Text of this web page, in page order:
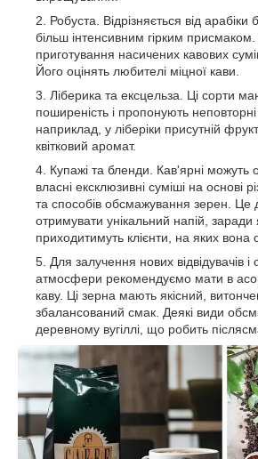
Робуста. Відрізняється від арабіки
більш інтенсивним гірким
приготування насичених кавових
Його оцінять любителі міцної кави.
Ліберика та ексцельза. Ці сорти
поширеність і пропонують неповторні
наприклад, у ліберіки присутній
квітковий аромат.
Купажі та бленди. Кав'ярні можуть
власні ексклюзивні суміші на основі
та способів обсмажування зерен. Це
отримувати унікальний напій, заради
приходитимуть клієнти, на яких вона
Для залучення нових відвідувачів і
атмосфери рекомендуємо мати в
каву. Ці зерна мають якісний,
збалансований смак. Деякі види
деревному вугіллі, що робить